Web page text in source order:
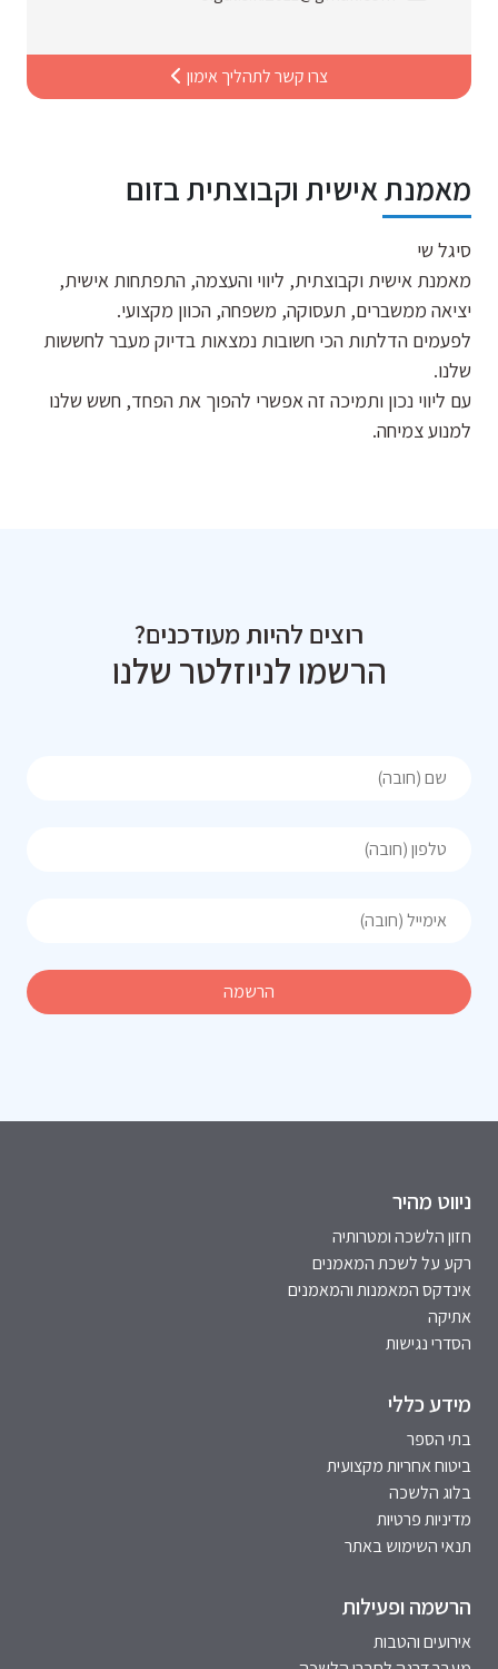
צרו קשר לתהליך אימון
מאמנת אישית וקבוצתית בזום
סיגל שי
מאמנת אישית וקבוצתית, ליווי והעצמה, התפתחות אישית,
יציאה ממשברים, תעסוקה, משפחה, הכוון מקצועי.
לפעמים הדלתות הכי חשובות נמצאות בדיוק מעבר לחששות
שלנו.
עם ליווי נכון ותמיכה זה אפשרי להפוך את הפחד, חשש שלנו
למנוע צמיחה.
רוצים להיות מעודכנים?
הרשמו לניוזלטר שלנו
ניווט מהיר
חזון הלשכה ומטרותיה
רקע על לשכת המאמנים
אינדקס המאמנות והמאמנים
אתיקה
הסדרי נגישות
מידע כללי
בתי הספר
ביטוח אחריות מקצועית
בלוג הלשכה
מדיניות פרטיות
תנאי השימוש באתר
הרשמה ופעילות
אירועים והטבות